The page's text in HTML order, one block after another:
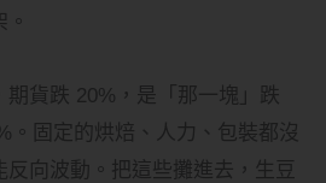
期貨跌 20%，是「那一塊」跌
。固定的烘焙、人力、包裝都沒
向波動。把這些攤進去，生豆